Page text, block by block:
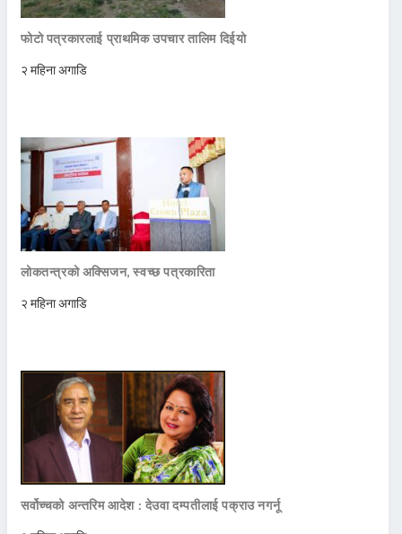
फोटो पत्रकारलाई प्राथमिक उपचार तालिम दिईयो
२ महिना अगाडि
लोकतन्त्रको अक्सिजन, स्वच्छ पत्रकारिता
२ महिना अगाडि
सर्वोच्चको अन्तरिम आदेश : देउवा दम्पतीलाई पक्राउ नगर्नू